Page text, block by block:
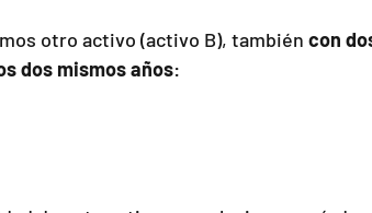
otro activo (activo B), también con
dos mismos años: